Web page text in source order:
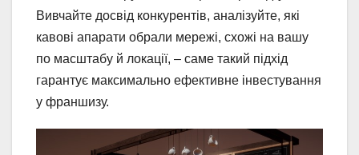
Вивчайте досвід конкурентів, аналізуйте, які
кавові апарати обрали мережі, схожі на вашу
по масштабу й локації, – саме такий підхід
гарантує максимально ефективне інвестування
у франшизу.